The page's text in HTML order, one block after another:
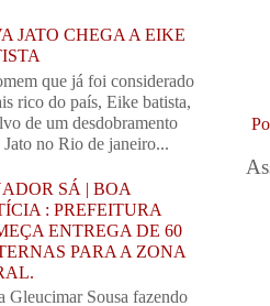
JATO CHEGA A EIKE
que já foi considerado
rico do país, Eike batista,
de um desdobramento
no Rio de janeiro...
SÁ | BOA
: PREFEITURA
ENTREGA DE 60
PARA A ZONA
Gleucimar Sousa fazendo